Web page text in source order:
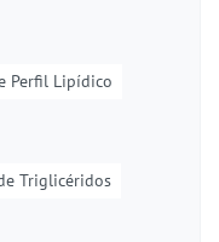
Perfil Lipídico
Triglicéridos